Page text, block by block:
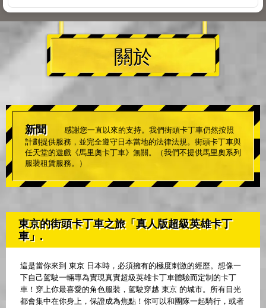
關於
新聞
感謝您一直以來的支持。我們街頭卡丁車仍然按照
計劃提供服務，並完全遵守日本當地的法律法規。街頭卡丁車與
任天堂的遊戲《馬里奧卡丁車》無關。（我們不提供馬里奧系列
服裝租賃服務。）
東京的街頭卡丁車之旅「真人版超級英雄卡丁
車」.
這是當你來到 東京 日本時，必須擁有的極度刺激的經歷。想像一
下自己駕駛一輛專為實現真實超級英雄卡丁車體驗而定制的卡丁
車！穿上你最喜愛的角色服裝，駕駛穿越 東京 的城市。所有目光
都會集中在你身上，保證成為焦點！你可以和團隊一起騎行，或者